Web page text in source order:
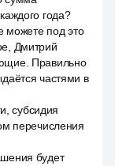
года?
можете под это
Дмитрий
Правильно
частями в
субсидия
перечисления
будет